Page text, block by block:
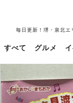
毎日更新！堺・泉北エ
すべて グルメ